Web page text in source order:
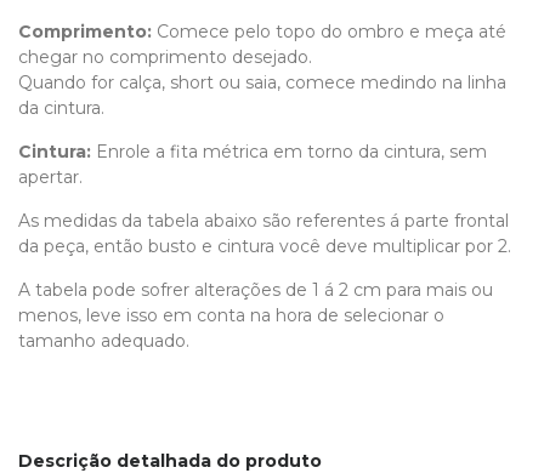
Comprimento: Comece pelo topo do ombro e meça até
chegar no comprimento desejado.
Quando for calça, short ou saia, comece medindo na linha
da cintura.
Cintura: Enrole a fita métrica em torno da cintura, sem
apertar.
As medidas da tabela abaixo são referentes á parte frontal
da peça, então busto e cintura você deve multiplicar por 2.
A tabela pode sofrer alterações de 1 á 2 cm para mais ou
menos, leve isso em conta na hora de selecionar o
tamanho adequado.
Descrição detalhada do produto